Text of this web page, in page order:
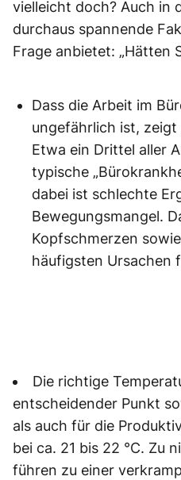
vielleicht doch? Auch in
durchaus spannende
Frage anbietet: „Hätten
Dass die Arbeit im
ungefährlich ist,
Etwa ein Drittel aller
typische
dabei ist schlechte
Bewegungsmangel.
Kopfschmerzen
häufigsten Ursachen
Die richtige
entscheidender Punkt
als auch für die
bei ca. 21 bis 22 °C. Zu
führen zu einer